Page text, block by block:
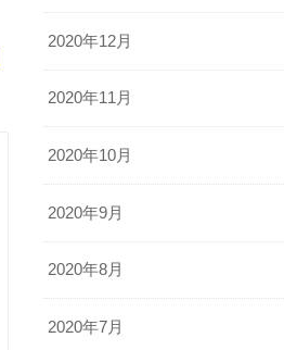
2020年12月
2020年11月
2020年10月
2020年9月
2020年8月
2020年7月